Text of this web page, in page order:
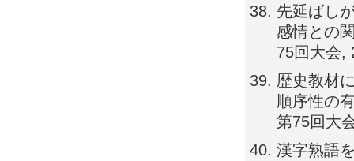
先延ばし
感情との
75回大会,
歴史教材
順序性の
第75回大
漢字熟語